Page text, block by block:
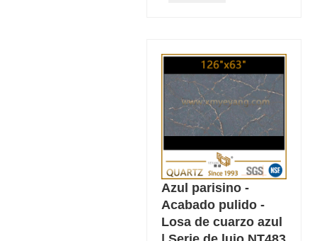
Azul parisino -
Acabado pulido -
Losa de cuarzo azul